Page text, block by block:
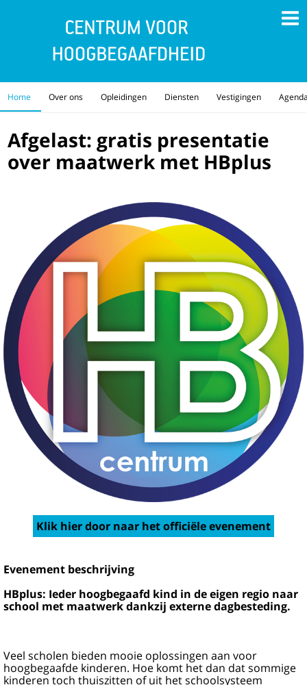
Home Over ons Opleidingen Diensten Vestigingen
Afgelast: gratis presentatie
over maatwerk met HBplus
Klik hier door naar het officiële evenement
Evenement beschrijving
HBplus: Ieder hoogbegaafd kind in de eigen regio naar
school met maatwerk dankzij externe dagbesteding.
Veel scholen bieden mooie oplossingen aan voor
hoogbegaafde kinderen. Hoe komt het dan dat sommige
kinderen toch thuiszitten of uit het schoolsysteem